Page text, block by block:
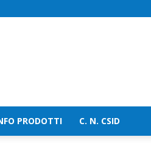
PRODOTTI C. N. CSID